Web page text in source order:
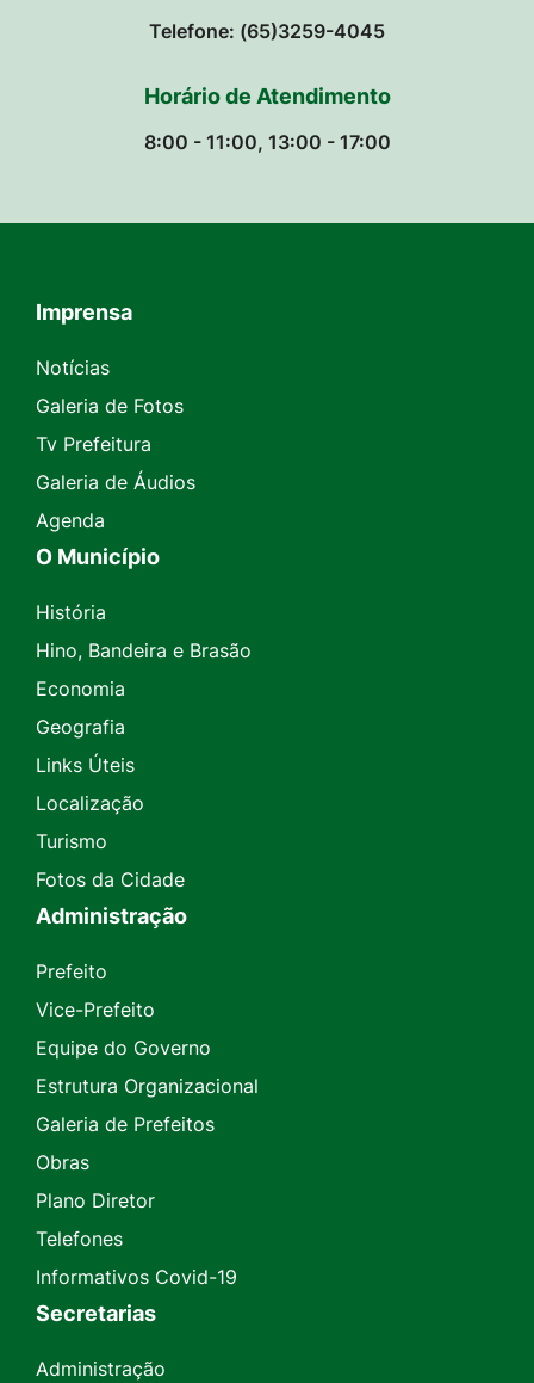
Telefone: (65)3259-4045
Horário de Atendimento
8:00 - 11:00, 13:00 - 17:00
Seção do Rodapé e Contato
Imprensa
Notícias
Galeria de Fotos
Tv Prefeitura
Galeria de Áudios
Agenda
O Município
História
Hino, Bandeira e Brasão
Economia
Geografia
Links Úteis
Localização
Turismo
Fotos da Cidade
Administração
Prefeito
Vice-Prefeito
Equipe do Governo
Estrutura Organizacional
Galeria de Prefeitos
Obras
Plano Diretor
Telefones
Informativos Covid-19
Secretarias
Administração